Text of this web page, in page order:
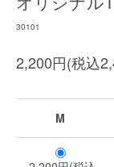
30101
2,200円(税込
M